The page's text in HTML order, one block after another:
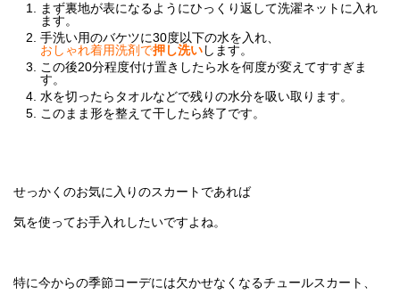
まず裏地が表になるようにひっくり返して洗濯ネットに入れ
ます。
手洗い用のバケツに30度以下の水を入れ、
おしゃれ着用洗剤で押し洗いします。
この後20分程度付け置きしたら水を何度が変えてすすぎま
す。
水を切ったらタオルなどで残りの水分を吸い取ります。
このまま形を整えて干したら終了です。
せっかくのお気に入りのスカートであれば
気を使ってお手入れしたいですよね。
特に今からの季節コーデには欠かせなくなるチュールスカート、